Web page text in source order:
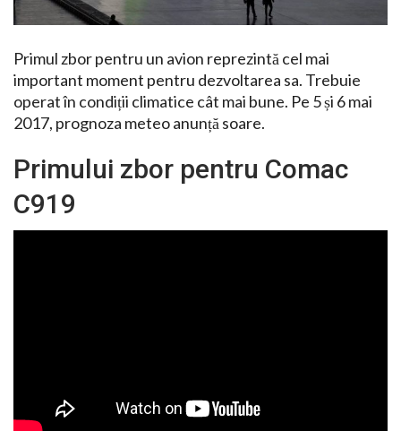
Primul zbor pentru un avion reprezintă cel mai
important moment pentru dezvoltarea sa. Trebuie
operat în condiții climatice cât mai bune. Pe 5 și 6 mai
2017, prognoza meteo anunță soare.
Primului zbor pentru Comac
C919